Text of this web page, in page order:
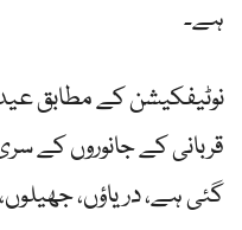
ہے۔
نوٹیفکیشن کے مطابق
قربانی کے جانوروں کے
گئی ہے، دریاؤں، جھیلوں،